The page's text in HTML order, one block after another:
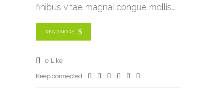
finibus vitae magnai congue mollis
READ MORE
0 Like
Keep connected